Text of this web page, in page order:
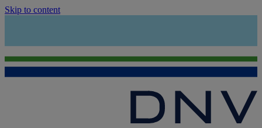
Skip to content